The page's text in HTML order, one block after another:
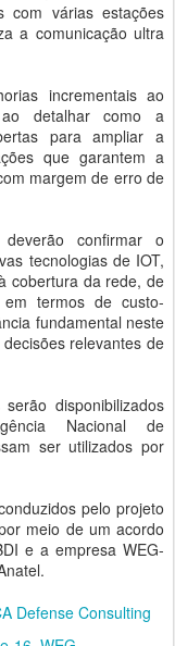
com várias estações
a comunicação ultra
incrementais ao
ao detalhar como a
para ampliar a
que garantem a
margem de erro de
confirmar o
tecnologias de IOT,
cobertura da rede, de
termos de custo-
fundamental neste
relevantes de
disponibilizados
Nacional de
ser utilizados por
pelo projeto
meio de um acordo
e a empresa WEG-
Defense Consulting